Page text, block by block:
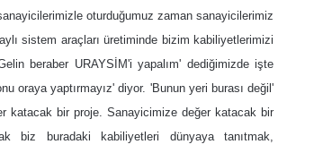
oturduğumuz zaman sanayicilerimiz
sistem araçları üretiminde bizim kabiliyetlerimizi
beraber URAYSİM'i yapalım' dediğimizde işte
oraya yaptırmayız' diyor. 'Bunun yeri burası değil'
katacak bir proje. Sanayicimize değer katacak bir
biz buradaki kabiliyetleri dünyaya tanıtmak,